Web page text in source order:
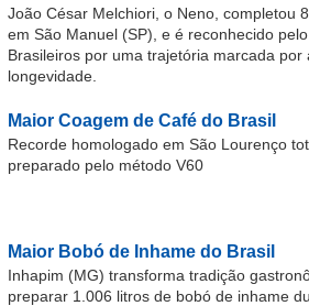
João César Melchiori, o Neno, completou
em São Manuel (SP), e é reconhecido
Brasileiros por uma trajetória marcada por
longevidade.
Maior Coagem de Café do Brasil
Recorde homologado em São Lourenço
preparado pelo método V60
Maior Bobó de Inhame do Brasil
Inhapim (MG) transforma tradição
preparar 1.006 litros de bobó de inhame